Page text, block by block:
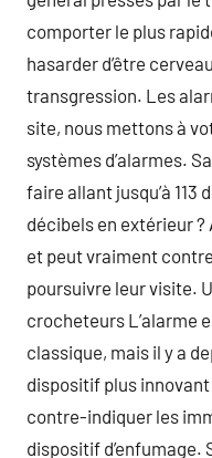
comporter le plus
hasarder d’être
transgression. Les
site, nous mettons à
systèmes d’alarmes.
faire allant jusqu’à 113
décibels en extérieur
et peut vraiment
poursuivre leur visite.
crocheteurs L’alarme
classique, mais il y a
dispositif plus
contre-indiquer les
dispositif d’enfumage.